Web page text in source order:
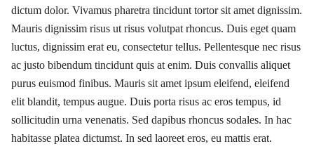
dictum dolor. Vivamus pharetra tincidunt tortor sit amet dignissim.
Mauris dignissim risus ut risus volutpat rhoncus. Duis eget quam
luctus, dignissim erat eu, consectetur tellus. Pellentesque nec risus
ac justo bibendum tincidunt quis at enim. Duis convallis aliquet
purus euismod finibus. Mauris sit amet ipsum eleifend, eleifend
elit blandit, tempus augue. Duis porta risus ac eros tempus, id
sollicitudin urna venenatis. Sed dapibus rhoncus sodales. In hac
habitasse platea dictumst. In sed laoreet eros, eu mattis erat.